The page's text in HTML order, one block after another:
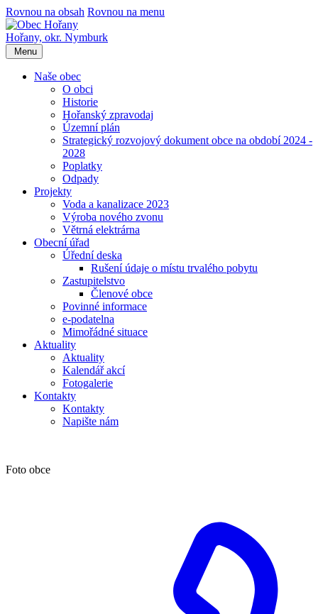
Rovnou na obsah Rovnou na menu
Hořany, okr. Nymburk
Menu
Naše obec
O obci
Historie
Hořanský zpravodaj
Územní plán
Strategický rozvojový dokument obce na období 2024 -
2028
Poplatky
Odpady
Projekty
Voda a kanalizace 2023
Výroba nového zvonu
Větrná elektrárna
Obecní úřad
Úřední deska
Rušení údaje o místu trvalého pobytu
Zastupitelstvo
Členové obce
Povinné informace
e-podatelna
Mimořádné situace
Aktuality
Aktuality
Kalendář akcí
Fotogalerie
Kontakty
Kontakty
Napište nám
Foto obce